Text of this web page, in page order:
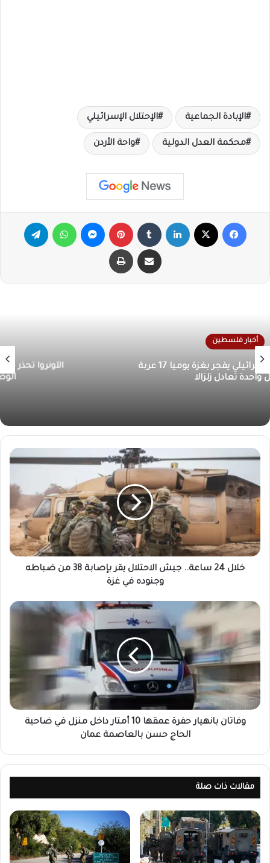
الإبادة الجماعية الإحتلال الإسرائيلي
محكمة العدل الدولية واحة الأردن
الأونروا تحذر من كارثة إنسانية في غزة بسبب تدهور
خلال 24 ساعة.. جيش الاحتلال يقر بإصابة 38 من ضباطه
وجنوده في غزة
وفاتان بانهيار حفرة عمقها 10 أمتار داخل منزل في ضاحية
الحاج حسن بالعاصمة عمان
مقالات ذات صلة